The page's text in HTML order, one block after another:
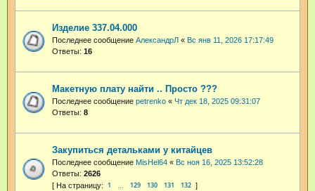
Изделие 337.04.000
Последнее сообщение АлександрЛ « Вс янв 11, 2026 17:17:49
Ответы: 16
Maкетную плату найти .. Просто ???
Последнее сообщение petrenko « Чт дек 18, 2025 09:31:07
Ответы: 8
Закупиться детальками у китайцев
Последнее сообщение MisHel64 « Вс ноя 16, 2025 13:52:28
Ответы: 2626
1 129 130 131 132